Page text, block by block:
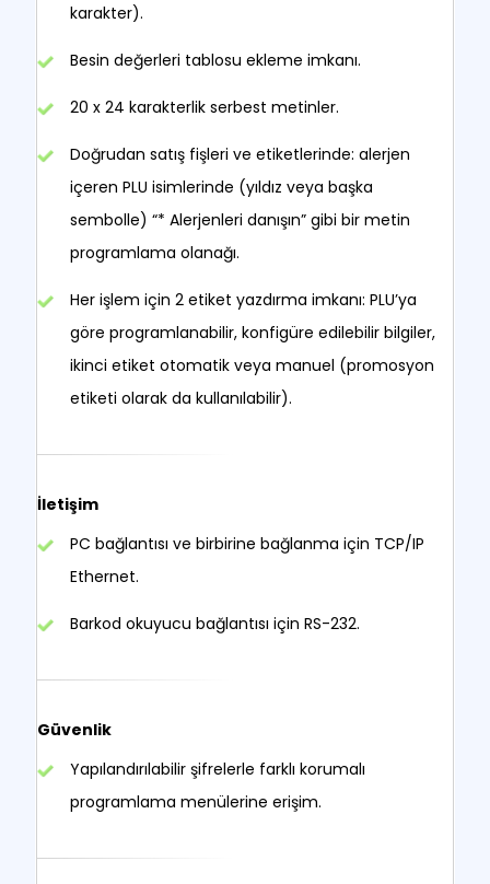
karakter).
Besin değerleri tablosu ekleme imkanı.
20 x 24 karakterlik serbest metinler.
Doğrudan satış fişleri ve etiketlerinde: alerjen
içeren PLU isimlerinde (yıldız veya başka
sembolle) “* Alerjenleri danışın” gibi bir metin
programlama olanağı.
Her işlem için 2 etiket yazdırma imkanı: PLU’ya
göre programlanabilir, konfigüre edilebilir bilgiler,
ikinci etiket otomatik veya manuel (promosyon
etiketi olarak da kullanılabilir).
İletişim
PC bağlantısı ve birbirine bağlanma için TCP/IP
Ethernet.
Barkod okuyucu bağlantısı için RS-232.
Güvenlik
Yapılandırılabilir şifrelerle farklı korumalı
programlama menülerine erişim.